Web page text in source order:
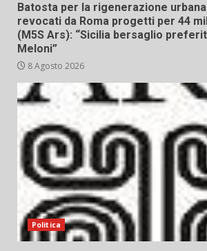
Batosta per la rigenerazione
revocati da Roma progetti per 44
(M5S Ars): “Sicilia bersaglio
Meloni”
8 Agosto 2026
Politica